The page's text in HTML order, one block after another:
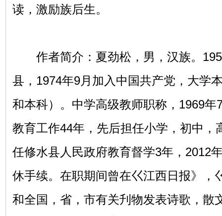
读，激励族后生。
作者简介：夏劲松，男，汉族。
县，1974年9月加入中国共产党，大学
和本科）。中学高级教师职称，1969年
教育工作44年，先后担任小学，初中，
任修水县人民政府教育督学3年，2012
休手续。在职期间曾在巜江西日报》，
和全国，省，市有关刋物发表诗歌，散